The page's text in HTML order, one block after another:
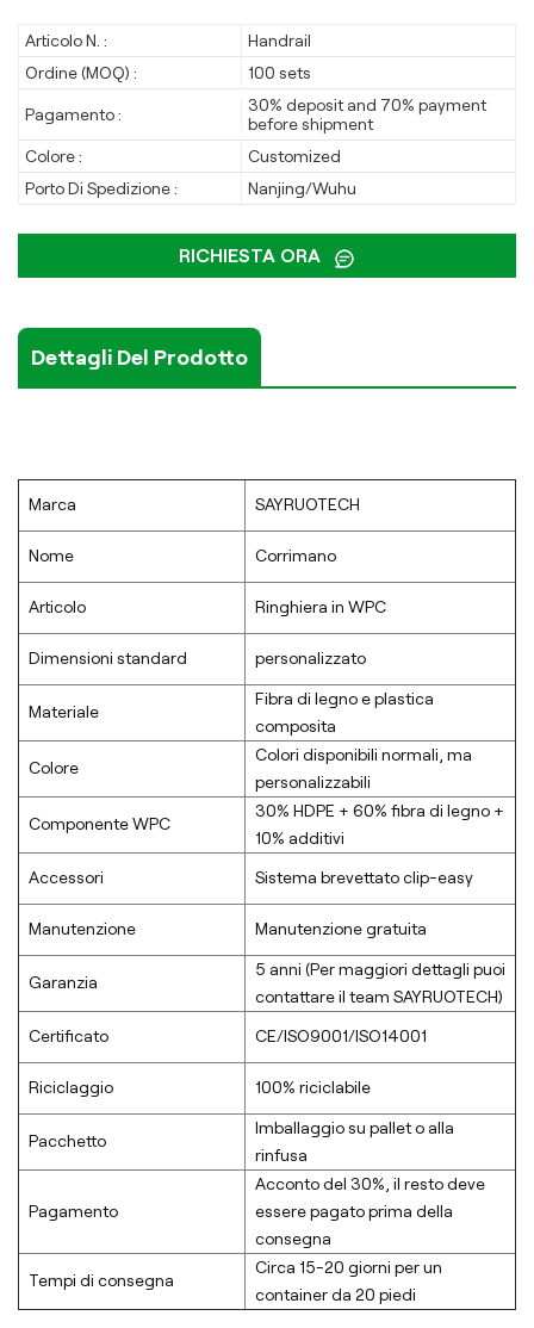
Articolo N. :
Handrail
Ordine (MOQ) :
100 sets
Pagamento :
30% deposit and 70% payment
before shipment
Colore :
Customized
Porto Di Spedizione :
Nanjing/Wuhu
RICHIESTA ORA
Dettagli Del Prodotto
Marca SAYRUOTECH
Nome Corrimano
Articolo Ringhiera in WPC
Dimensioni standard personalizzato
Materiale
Fibra di legno e plastica
composita
Colore
Colori disponibili normali, ma
personalizzabili
Componente WPC
30% HDPE + 60% fibra di legno +
10% additivi
Accessori Sistema brevettato clip-easy
Manutenzione Manutenzione gratuita
Garanzia
5 anni (Per maggiori dettagli puoi
contattare il team SAYRUOTECH)
Certificato CE/ISO9001/ISO14001
Riciclaggio 100% riciclabile
Pacchetto
Imballaggio su pallet o alla
rinfusa
Pagamento
Acconto del 30%, il resto deve
essere pagato prima della
consegna
Tempi di consegna
Circa 15-20 giorni per un
container da 20 piedi